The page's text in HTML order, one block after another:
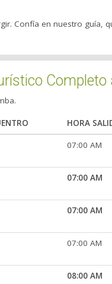
Confía en nuestro guía,
Completo
HORA
07:00 AM
07:00 AM
07:00 AM
07:00 AM
08:00 AM